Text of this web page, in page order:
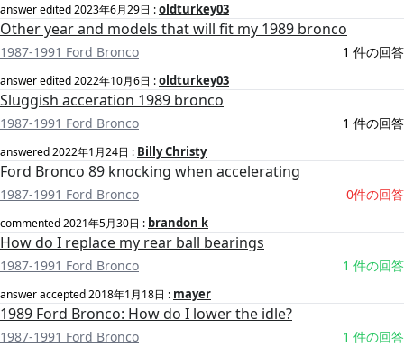
answer edited2023年6月29日 :oldturkey03
Other year and models that will fit my 1989 bronco
1987-1991 Ford Bronco 1 件の回答
answer edited2022年10月6日 :oldturkey03
Sluggish acceration 1989 bronco
1987-1991 Ford Bronco 1 件の回答
answered2022年1月24日 : Billy Christy
Ford Bronco 89 knocking when accelerating
1987-1991 Ford Bronco 0件の回答
commented2021年5月30日 : brandon k
How do I replace my rear ball bearings
1987-1991 Ford Bronco 1 件の回答
answer accepted2018年1月18日 : mayer
1989 Ford Bronco: How do I lower the idle?
1987-1991 Ford Bronco 1 件の回答